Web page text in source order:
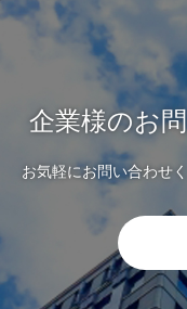
企業様のお
お気軽にお問い合わせ